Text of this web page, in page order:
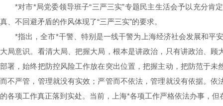
*对市*局党委领导班子“三严三实”专题民主生活会予以充分
真、不回避矛盾的作风体现了“三严三实”的要求。
*指出，全市*干警、特别是一线干警为上海经济社会发展和平
大局意识。看清大局、把握大局，根本是讲政治，只有讲政治、
部署，始终把防控风险工作放在突出位置，把握主动，把防范于
而不严管，管理就没有实效；严管而不依法，管理就没有依据。
的各项工作真正落到实处。当前，上海*各项工作严格依法办事，